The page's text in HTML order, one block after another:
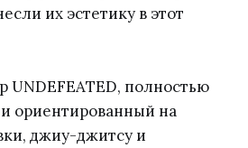
их эстетику в этот
UNDEFEATED, полностью
ориентированный на
джиу-джитсу и